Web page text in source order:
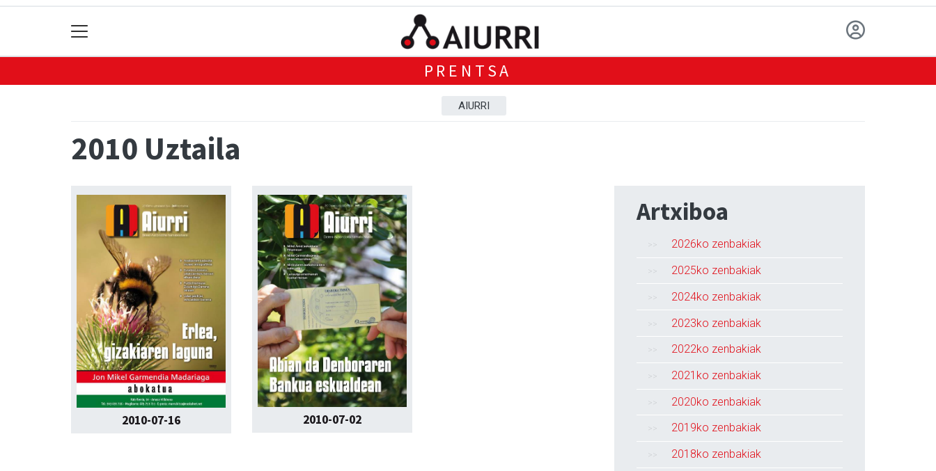
PRENTSA
AIURRI
2010 Uztaila
2010-07-16 2010-07-02
Artxiboa
2026ko zenbakiak
2025ko zenbakiak
2024ko zenbakiak
2023ko zenbakiak
2022ko zenbakiak
2021ko zenbakiak
2020ko zenbakiak
2019ko zenbakiak
2018ko zenbakiak